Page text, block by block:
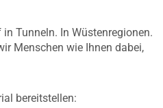
Tunneln. In Wüstenregionen.
Menschen wie Ihnen dabei,
bereitstellen: